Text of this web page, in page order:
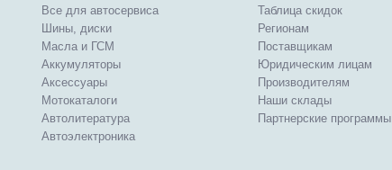
Все для автосервиса
Шины, диски
Масла и ГСМ
Аккумуляторы
Аксессуары
Мотокаталоги
Автолитература
Автоэлектроника
Таблица скидок
Регионам
Поставщикам
Юридическим лицам
Производителям
Наши склады
Партнерские программы